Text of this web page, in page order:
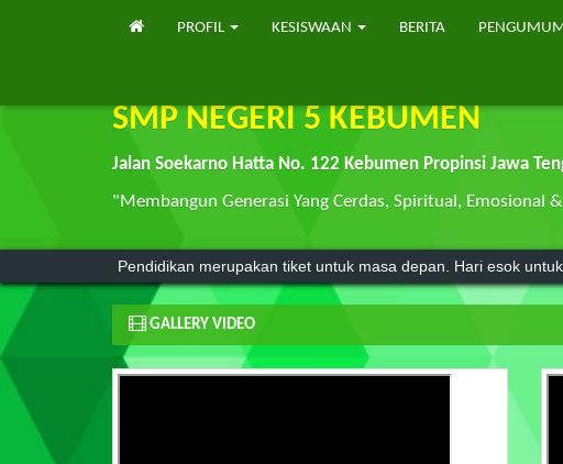
PROFIL KESISWAAN BERITA
SMP NEGERI 5 KEBUMEN
Jalan Soekarno Hatta No. 122 Kebumen Propinsi Jawa
"Membangun Generasi Yang Cerdas, Spiritual, Emosional
Pendidikan merupakan tiket untuk masa depan. Hari esok
Agama tanpa ilmu pengetahuan adalah buta. Dan ilmu
GALLERY VIDEO